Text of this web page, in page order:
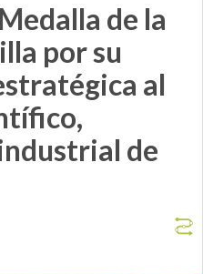
de la
por su
al
de